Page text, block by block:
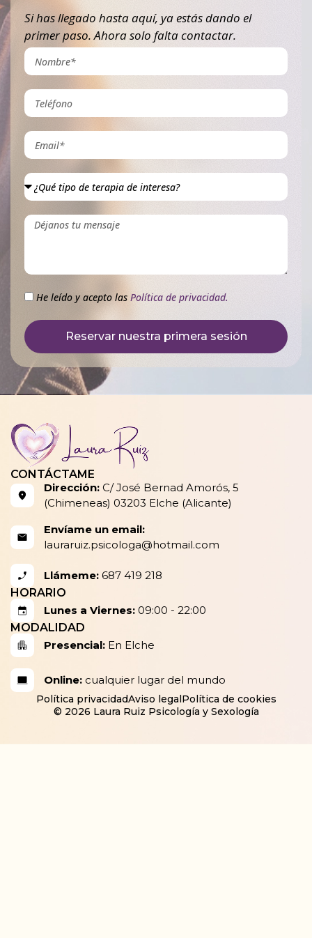
Si has llegado hasta aquí, ya estás dando el
primer paso. Ahora solo falta contactar.
He leído y acepto las Política de privacidad.
Reservar nuestra primera sesión
CONTÁCTAME
Dirección:C/ José Bernad Amorós, 5
(Chimeneas) 03203 Elche (Alicante)
Envíame un email:
lauraruiz.psicologa@hotmail.com
Llámeme:687 419 218
HORARIO
Lunes a Viernes:09:00 - 22:00
MODALIDAD
Presencial:En Elche
Online:cualquier lugar del mundo
Política privacidadAviso legal Política de cookies
© 2026 Laura Ruiz Psicología y Sexología